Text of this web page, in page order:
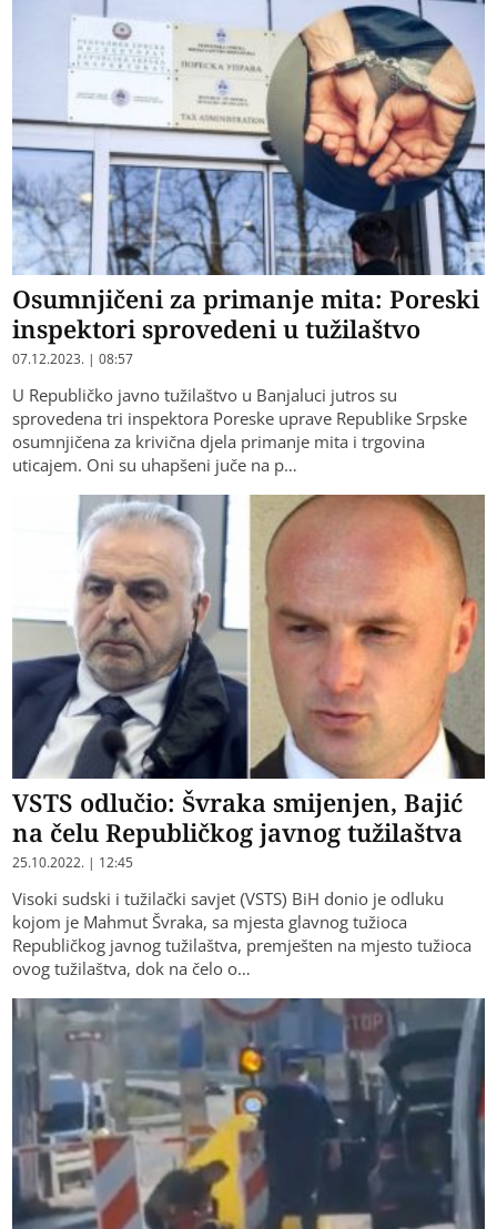
Osumnjičeni za primanje mita: Poreski
inspektori sprovedeni u tužilaštvo
07.12.2023. | 08:57
U Republičko javno tužilaštvo u Banjaluci jutros su
sprovedena tri inspektora Poreske uprave Republike Srpske
osumnjičena za krivična djela primanje mita i trgovina
uticajem. Oni su uhapšeni juče na p…
VSTS odlučio: Švraka smijenjen, Bajić
na čelu Republičkog javnog tužilaštva
25.10.2022. | 12:45
Visoki sudski i tužilački savjet (VSTS) BiH donio je odluku
kojom je Mahmut Švraka, sa mjesta glavnog tužioca
Republičkog javnog tužilaštva, premješten na mjesto tužioca
ovog tužilaštva, dok na čelo o…